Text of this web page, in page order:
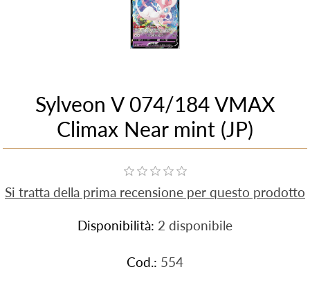
Sylveon V 074/184 VMAX
Climax Near mint (JP)
Si tratta della prima recensione per questo prodotto
Disponibilità: 2 disponibile
Cod.: 554